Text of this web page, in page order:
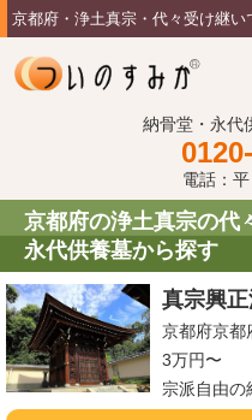
京都府・浄土真宗・代々受け継
納骨堂・永代
電話：
京都府の浄土真宗の代
永代供養墓から探す
真宗興
京都府京都
3万円〜
宗派自由の